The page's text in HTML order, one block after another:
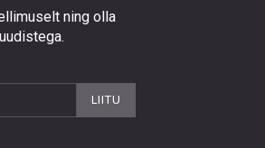
ning olla
LIITU